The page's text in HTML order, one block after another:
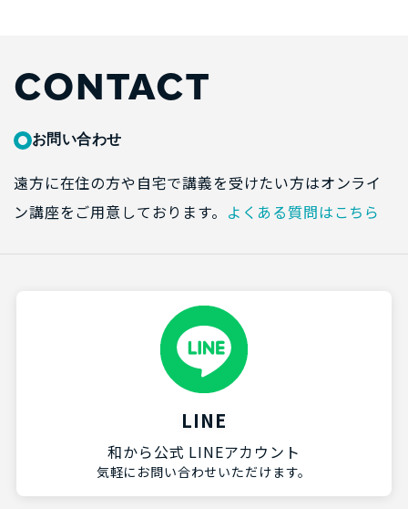
CONTACT
お問い合わせ
遠方に在住の方や自宅で講義を受けたい方はオンライ
ン講座をご用意しております。 よくある質問はこちら
LINE
和から公式 LINEアカウント
気軽にお問い合わせいただけます。